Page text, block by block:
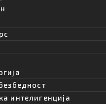
интелигенција